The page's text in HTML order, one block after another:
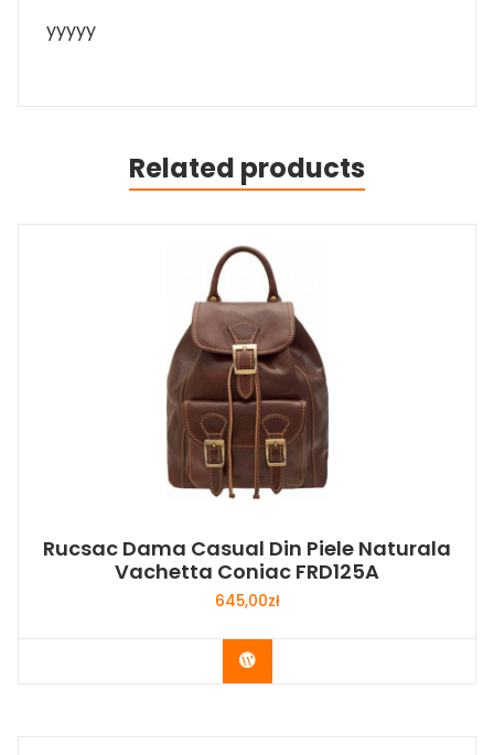
yyyyy
Related products
Rucsac Dama Casual Din Piele Naturala
Vachetta Coniac FRD125A
645,00zł
Buy Now